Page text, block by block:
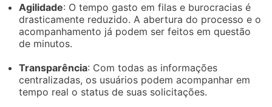
Agilidade: O tempo gasto em filas e burocracias é
drasticamente reduzido. A abertura do processo e o
acompanhamento já podem ser feitos em questão
de minutos.
Transparência: Com todas as informações
centralizadas, os usuários podem acompanhar em
tempo real o status de suas solicitações.